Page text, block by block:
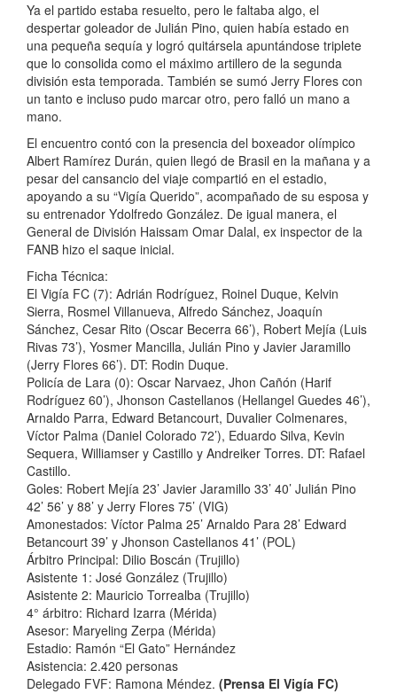
Ya el partido estaba resuelto, pero le faltaba algo, el
despertar goleador de Julián Pino, quien había estado en
una pequeña sequía y logró quitársela apuntándose triplete
que lo consolida como el máximo artillero de la segunda
división esta temporada. También se sumó Jerry Flores con
un tanto e incluso pudo marcar otro, pero falló un mano a
mano.
El encuentro contó con la presencia del boxeador olímpico
Albert Ramírez Durán, quien llegó de Brasil en la mañana y a
pesar del cansancio del viaje compartió en el estadio,
apoyando a su “Vigía Querido”, acompañado de su esposa y
su entrenador Ydolfredo González. De igual manera, el
General de División Haissam Omar Dalal, ex inspector de la
FANB hizo el saque inicial.
Ficha Técnica:
El Vigía FC (7): Adrián Rodríguez, Roinel Duque, Kelvin
Sierra, Rosmel Villanueva, Alfredo Sánchez, Joaquín
Sánchez, Cesar Rito (Oscar Becerra 66’), Robert Mejía (Luis
Rivas 73’), Yosmer Mancilla, Julián Pino y Javier Jaramillo
(Jerry Flores 66’). DT: Rodin Duque.
Policía de Lara (0): Oscar Narvaez, Jhon Cañón (Harif
Rodríguez 60’), Jhonson Castellanos (Hellangel Guedes 46’),
Arnaldo Parra, Edward Betancourt, Duvalier Colmenares,
Víctor Palma (Daniel Colorado 72’), Eduardo Silva, Kevin
Sequera, Williamser y Castillo y Andreiker Torres. DT: Rafael
Castillo.
Goles: Robert Mejía 23’ Javier Jaramillo 33’ 40’ Julián Pino
42’ 56’ y 88’ y Jerry Flores 75’ (VIG)
Amonestados: Víctor Palma 25’ Arnaldo Para 28’ Edward
Betancourt 39’ y Jhonson Castellanos 41’ (POL)
Árbitro Principal: Dilio Boscán (Trujillo)
Asistente 1: José González (Trujillo)
Asistente 2: Mauricio Torrealba (Trujillo)
4° árbitro: Richard Izarra (Mérida)
Asesor: Maryeling Zerpa (Mérida)
Estadio: Ramón “El Gato” Hernández
Asistencia: 2.420 personas
Delegado FVF: Ramona Méndez. (Prensa El Vigía FC)